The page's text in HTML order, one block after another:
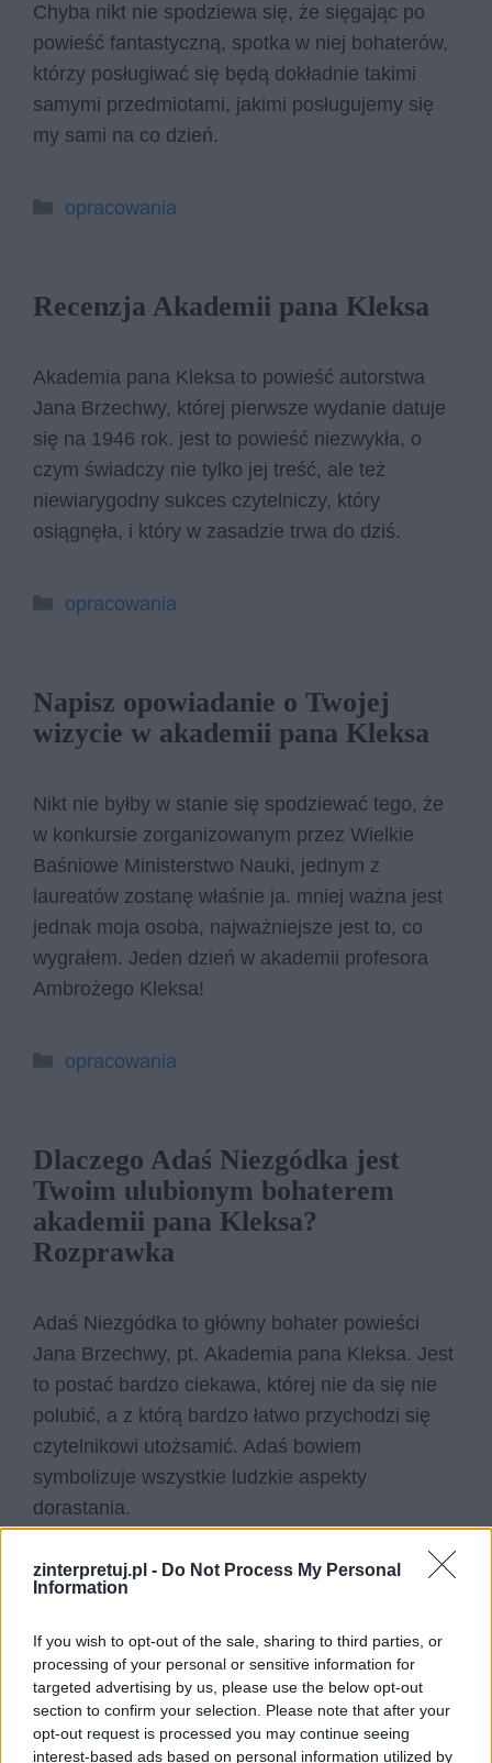
zinterpretuj.pl - Do Not Process My Personal
Information
If you wish to opt-out of the sale, sharing to third parties, or
processing of your personal or sensitive information for
targeted advertising by us, please use the below opt-out
section to confirm your selection. Please note that after your
opt-out request is processed you may continue seeing
interest-based ads based on personal information utilized by
Chyba nikt nie spodziewa się, że sięgając po
powieść fantastyczną, spotka w niej bohaterów,
którzy posługiwać się będą dokładnie takimi
samymi przedmiotami, jakimi posługujemy się
my sami na co dzień.
Kategorie
opracowania
Recenzja Akademii pana Kleksa
Akademia pana Kleksa to powieść autorstwa
Jana Brzechwy, której pierwsze wydanie datuje
się na 1946 rok. jest to powieść niezwykła, o
czym świadczy nie tylko jej treść, ale też
niewiarygodny sukces czytelniczy, który
osiągnęła, i który w zasadzie trwa do dziś.
Kategorie
opracowania
Napisz opowiadanie o Twojej
wizycie w akademii pana Kleksa
Nikt nie byłby w stanie się spodziewać tego, że
w konkursie zorganizowanym przez Wielkie
Baśniowe Ministerstwo Nauki, jednym z
laureatów zostanę właśnie ja. mniej ważna jest
jednak moja osoba, najważniejsze jest to, co
wygrałem. Jeden dzień w akademii profesora
Ambrożego Kleksa!
Kategorie
opracowania
Dlaczego Adaś Niezgódka jest
Twoim ulubionym bohaterem
akademii pana Kleksa?
Rozprawka
Adaś Niezgódka to główny bohater powieści
Jana Brzechwy, pt. Akademia pana Kleksa. Jest
to postać bardzo ciekawa, której nie da się nie
polubić, a z którą bardzo łatwo przychodzi się
czytelnikowi utożsamić. Adaś bowiem
symbolizuje wszystkie ludzkie aspekty
dorastania.
Kategorie
opracowania
Opis akademii pana Kleksa
Akademia Pana Kleksa była miejscem